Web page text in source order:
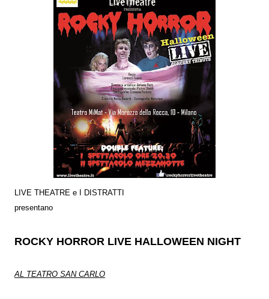
LIVE THEATRE e I DISTRATTI
presentano
ROCKY HORROR LIVE HALLOWEEN NIGHT
AL TEATRO SAN CARLO